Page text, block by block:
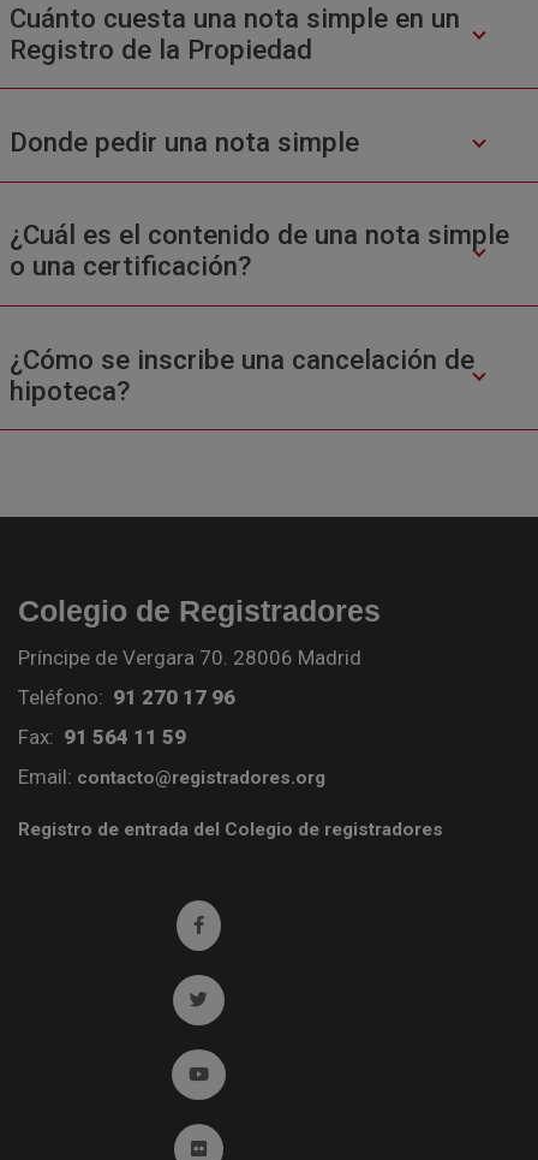
Cuánto cuesta una nota simple en un
Registro de la Propiedad
Donde pedir una nota simple
¿Cuál es el contenido de una nota simple
o una certificación?
¿Cómo se inscribe una cancelación de
hipoteca?
Colegio de Registradores
Príncipe de Vergara 70. 28006 Madrid
Teléfono: 91 270 17 96
Fax: 91 564 11 59
Email: contacto@registradores.org
Registro de entrada del Colegio de registradores
Ir a facebook (abre en ventana nueva)
Ir a twitter (abre en ventana nueva)
Ir a YouTube (abre en ventana nueva)
Ir a Flickr (abre en ventana nueva)